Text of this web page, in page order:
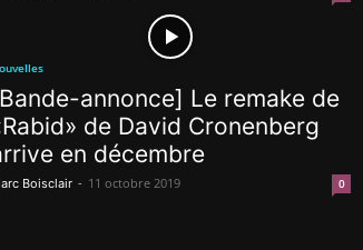
annonce] Le remake de
de David Cronenberg
en décembre
Boisclair - 11 octobre 2019 0